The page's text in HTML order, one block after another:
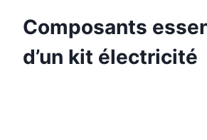
Composants
d’un kit électricité